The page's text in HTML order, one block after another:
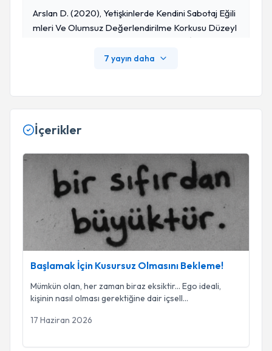
Arslan D. (2020), Yetişkinlerde Kendini Sabotaj Eğili
Mleri Ve Olumsuz Değerlendirilme Korkusu Düzeyl
I, İstanbul Kent Üniversitesi
7 yayın daha
İçerikler
Başlamak İçin Kusursuz Olmasını Bekleme!
Başlamak İçin Kusursuz Olmasını Bekleme!
Mümkün olan, her zaman biraz eksiktir... Ego ideali,
kişinin nasıl olması gerektiğine dair içsell...
17 Haziran 2026